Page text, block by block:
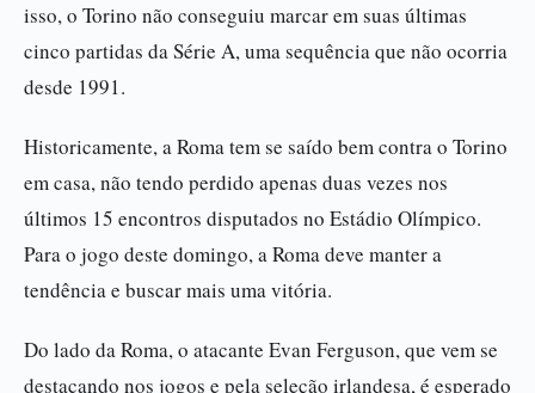
isso, o Torino não conseguiu marcar em suas últimas
cinco partidas da Série A, uma sequência que não ocorria
desde 1991.
Historicamente, a Roma tem se saído bem contra o Torino
em casa, não tendo perdido apenas duas vezes nos
últimos 15 encontros disputados no Estádio Olímpico.
Para o jogo deste domingo, a Roma deve manter a
tendência e buscar mais uma vitória.
Do lado da Roma, o atacante Evan Ferguson, que vem se
destacando nos jogos e pela seleção irlandesa, é esperado